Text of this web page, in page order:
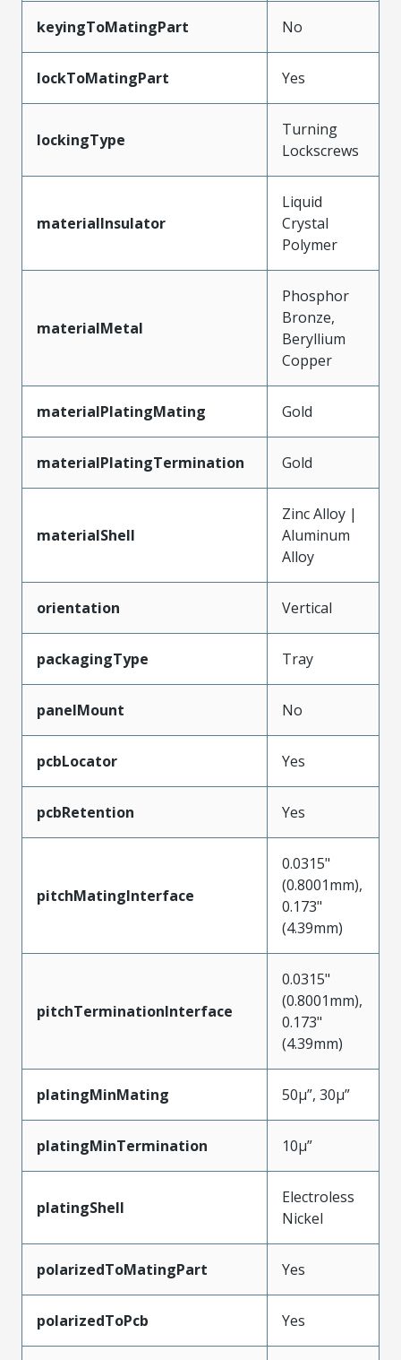
keyingToMatingPart No
lockToMatingPart Yes
lockingType
Turning
Lockscrews
materialInsulator
Liquid
Crystal
Polymer
materialMetal
Phosphor
Bronze,
Beryllium
Copper
materialPlatingMating Gold
materialPlatingTermination Gold
materialShell
Zinc Alloy |
Aluminum
Alloy
orientation Vertical
packagingType Tray
panelMount No
pcbLocator Yes
pcbRetention Yes
pitchMatingInterface
0.0315"
(0.8001mm),
0.173"
(4.39mm)
pitchTerminationInterface
0.0315"
(0.8001mm),
0.173"
(4.39mm)
platingMinMating 50µ”, 30µ”
platingMinTermination 10µ”
platingShell
Electroless
Nickel
polarizedToMatingPart Yes
polarizedToPcb Yes